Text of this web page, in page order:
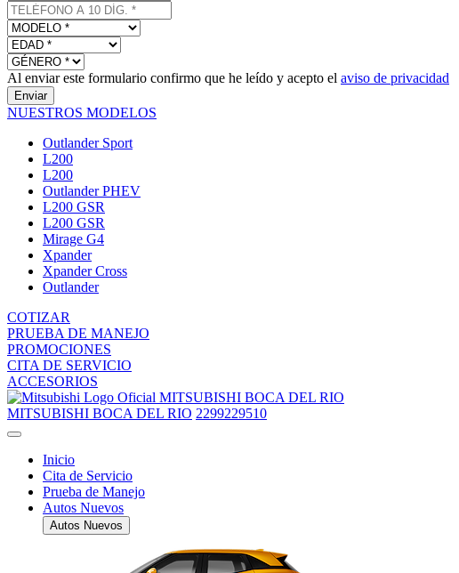
Al enviar este formulario confirmo que he leído y acepto el aviso de privacidad
Enviar
NUESTROS MODELOS
Outlander Sport
L200
L200
Outlander PHEV
L200 GSR
L200 GSR
Mirage G4
Xpander
Xpander Cross
Outlander
COTIZAR
PRUEBA DE MANEJO
PROMOCIONES
CITA DE SERVICIO
ACCESORIOS
MITSUBISHI BOCA DEL RIO
MITSUBISHI BOCA DEL RIO 2299229510
Inicio
Cita de Servicio
Prueba de Manejo
Autos Nuevos
Autos Nuevos